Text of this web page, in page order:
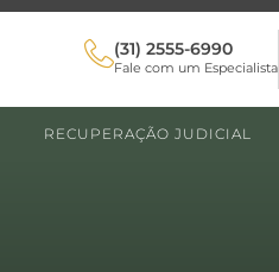
(31) 2555-6990
Fale com um Especialista
RECUPERAÇÃO JUDICIAL